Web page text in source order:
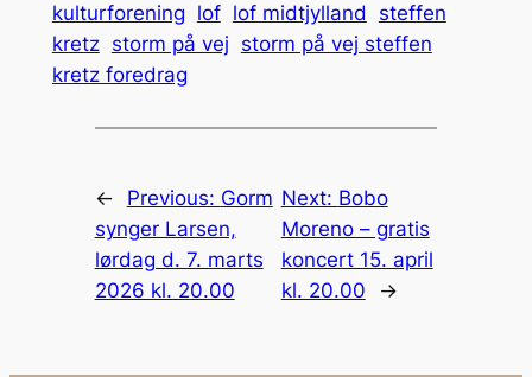
kulturforening lof lof midtjylland
steffen
kretz storm på vej storm på vej steffen
kretz foredrag
← Previous: Gorm
synger Larsen,
lørdag d. 7. marts
2026 kl. 20.00
Next: Bobo
Moreno – gratis
koncert 15. april
kl. 20.00
→